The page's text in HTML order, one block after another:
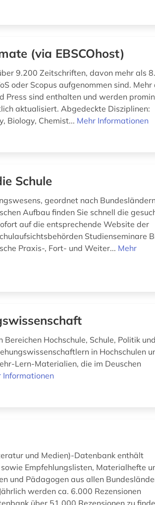
(via EBSCOhost)
9.200 Zeitschriften, davon mehr als
oder Scopus aufgenommen sind. Mehr
Press sind enthalten und werden
aktualisiert. Abgedeckte Disziplinen:
Biology, Chemist... Mehr Informationen
Schule
geordnet nach
Aufbau finden Sie schnell die
auf die entsprechende Website der
Studienseminare
Praxis-, Fort- und Weiter... Mehr
Hochschule, Schule, Politik und
in Hochschulen
Lern-Materialien, die im Deuschen
Informationen
und Medien)-Datenbank enthält
Empfehlungslisten, Materialhefte
und Pädagogen aus allen
werden ca. 6.000 Rezensionen